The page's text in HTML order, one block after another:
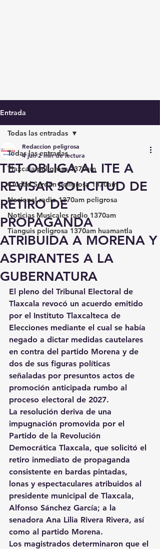
Entrada
Todas las entradas
Tlaxcala peligrosa 1370am
Ciudad Serdán peligrosa 1370am
Nacional radio 1370am peligrosa
Noticias Musicales radio 1370am
Tianguis peligrosa 1370am huamantla
Todas las entradas
TET OBLIGA AL ITE A
REVISAR SOLICITUD DE
RETIRO DE
PROPAGANDA
ATRIBUIDA A MORENA Y
ASPIRANTES A LA
GUBERNATURA
Redaccion peligrosa
4 jun 2 min de lectura
El pleno del Tribunal Electoral de
Tlaxcala revocó un acuerdo emitido
por el Instituto Tlaxcalteca de
Elecciones mediante el cual se había
negado a dictar medidas cautelares
en contra del partido Morena y de
dos de sus figuras políticas
señaladas por presuntos actos de
promoción anticipada rumbo al
proceso electoral de 2027.
La resolución deriva de una
impugnación promovida por el
Partido de la Revolución
Democrática Tlaxcala, que solicitó el
retiro inmediato de propaganda
consistente en bardas pintadas,
lonas y espectaculares atribuidos al
presidente municipal de Tlaxcala,
Alfonso Sánchez García; a la
senadora Ana Lilia Rivera Rivera, así
como al partido Morena.
Los magistrados determinaron que el